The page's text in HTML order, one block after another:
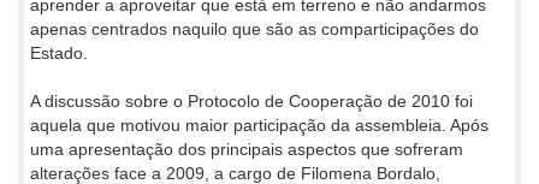
aprender a aproveitar que está em terreno e não andarmos
apenas centrados naquilo que são as comparticipações do
Estado.
A discussão sobre o Protocolo de Cooperação de 2010 foi
aquela que motivou maior participação da assembleia. Após
uma apresentação dos principais aspectos que sofreram
alterações face a 2009, a cargo de Filomena Bordalo,